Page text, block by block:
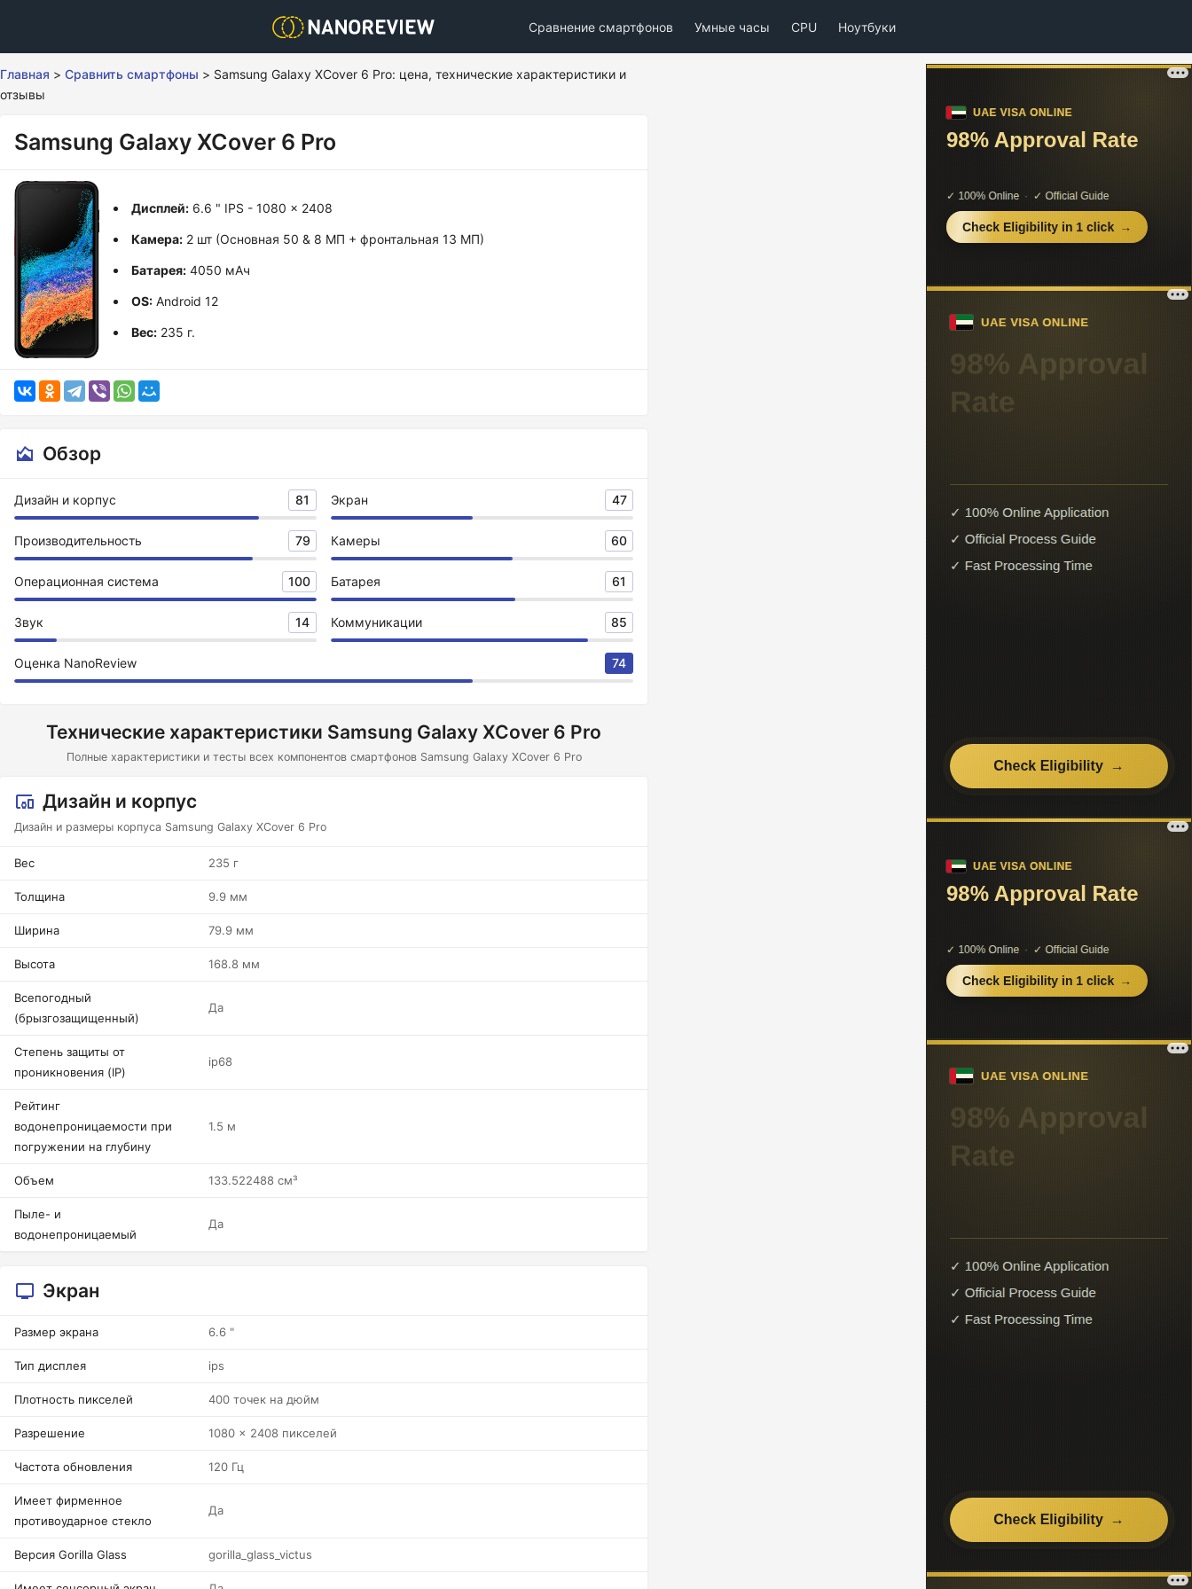
Сравнение смартфонов Умные часы CPU Ноутбуки
Главная > Сравнить смартфоны > Samsung Galaxy XCover 6 Pro: цена, технические характеристики и
отзывы
Samsung Galaxy XCover 6 Pro
Дисплей:6.6 " IPS - 1080 x 2408
Камера:2 шт (Основная 50 & 8 МП + фронтальная 13 МП)
Батарея:4050 мАч
OS:Android 12
Вес:235 г.
Обзор
Дизайн и корпус 81 Экран 47
Производительность 79 Камеры 60
Операционная система 100 Батарея 61
Звук 14 Коммуникации 85
Оценка NanoReview 74
Технические характеристики Samsung Galaxy XCover 6 Pro
Полные характеристики и тесты всех компонентов смартфонов Samsung Galaxy XCover 6 Pro
Дизайн и корпус
Дизайн и размеры корпуса Samsung Galaxy XCover 6 Pro
Вес 235 г
Толщина 9.9 мм
Ширина 79.9 мм
Высота 168.8 мм
Всепогодный
(брызгозащищенный)
Да
Степень защиты от
проникновения (IP)
ip68
Рейтинг
водонепроницаемости при
погружении на глубину
1.5 м
Объем 133.522488 см³
Пыле- и
водонепроницаемый
Да
Экран
Размер экрана 6.6 "
Тип дисплея ips
Плотность пикселей 400 точек на дюйм
Разрешение 1080 x 2408 пикселей
Частота обновления 120 Гц
Имеет фирменное
противоударное стекло
Да
Версия Gorilla Glass gorilla_glass_victus